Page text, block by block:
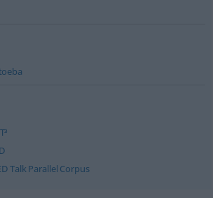
Talk Parallel Corpus